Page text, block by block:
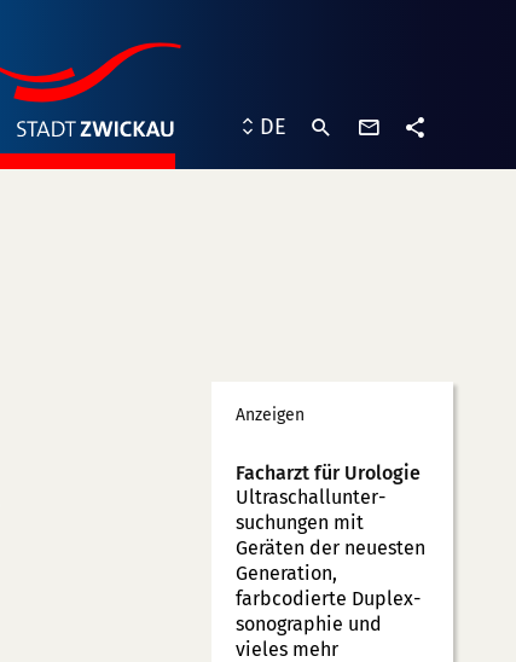
DE
Werbung
Anzeigen
Facharzt für Urologie
Ultraschallunter­
suchungen mit
Geräten der neuesten
Generation,
farbcodierte Duplex­
sonographie und
vieles mehr